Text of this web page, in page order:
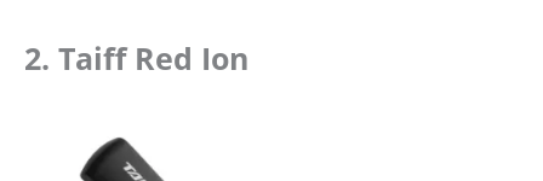
2. Taiff Red Ion